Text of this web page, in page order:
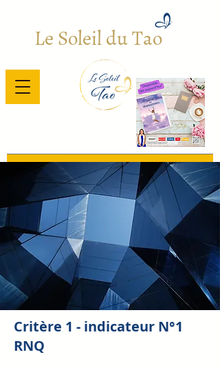
Le Soleil du Tao
Bienvenue Qualiopi
Critère 1 - indicateur N°1
RNQ